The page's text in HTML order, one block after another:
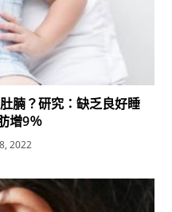
腩？研究：缺乏良好睡
增9％
2022